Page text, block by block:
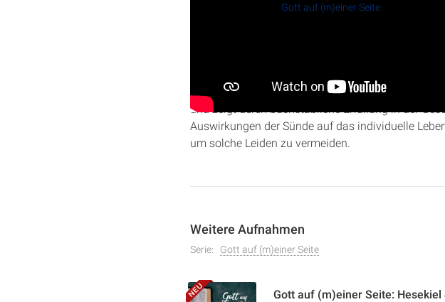
Gott auf (m)einer Seite
wie sie in5. Mose 28beschrieben werden. Er
und zeigt deren buchstäbliche Erfüllung in der
Auswirkungen der Sünde auf das individuelle
um solche Leiden zu vermeiden.
Weitere Aufnahmen
Serie: Gott auf (m)einer Seite
Gott auf (m)einer Seite: Hesekiel